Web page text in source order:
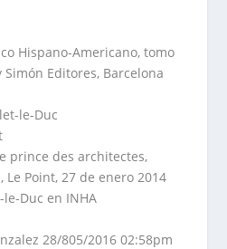
Hispano-Americano, tomo
Simón Editores, Barcelona
le-Duc
prince des architectes,
Point, 27 de enero 2014
le-Duc en INHA
28/805/2016 02:58pm